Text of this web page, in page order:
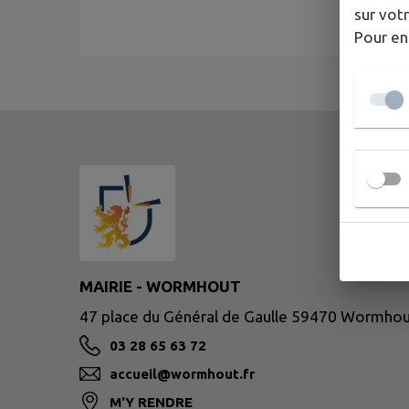
MAIRIE - WORMHOUT
47 place du Général de Gaulle 59470
03 28 65 63 72
accueil@wormhout.fr
M'Y RENDRE
sur
Pour